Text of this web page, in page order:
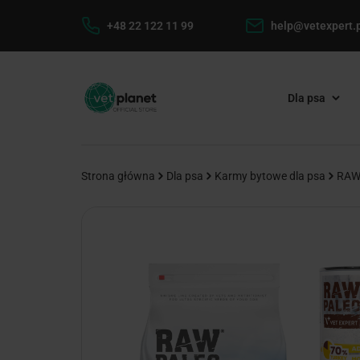
+48 22 122 11 99
Dla psa
Strona główna Dla psa Karmy bytowe dla psa